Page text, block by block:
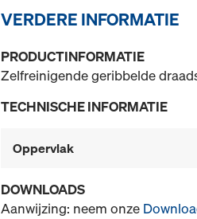
VERDERE INFORMATIE
PRODUCTINFORMATIE
Zelfreinigende geribbelde
TECHNISCHE INFORMATIE
Oppervlak
DOWNLOADS
Aanwijzing: neem onze